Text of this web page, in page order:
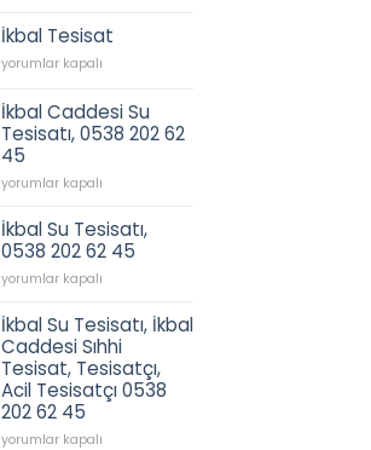
Tesisatı,
Çakmak
Sıhhi
için
İkbal Tesisat
İkbal
için
yorumlar kapalı
İkbal Caddesi Su
Tesisatı, 0538 202 62
45
İkbal
Su
Tesisatı,
0538
202
45
için
yorumlar kapalı
İkbal Su Tesisatı,
0538 202 62 45
İkbal
Tesisatı,
0538
202
62
45
için
yorumlar kapalı
İkbal Su Tesisatı, İkbal
Caddesi Sıhhi
Tesisat, Tesisatçı,
Acil Tesisatçı 0538
202 62 45
İkbal
yorumlar kapalı